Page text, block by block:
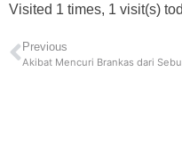
Visited 1 times, 1 visit(s)
Previous